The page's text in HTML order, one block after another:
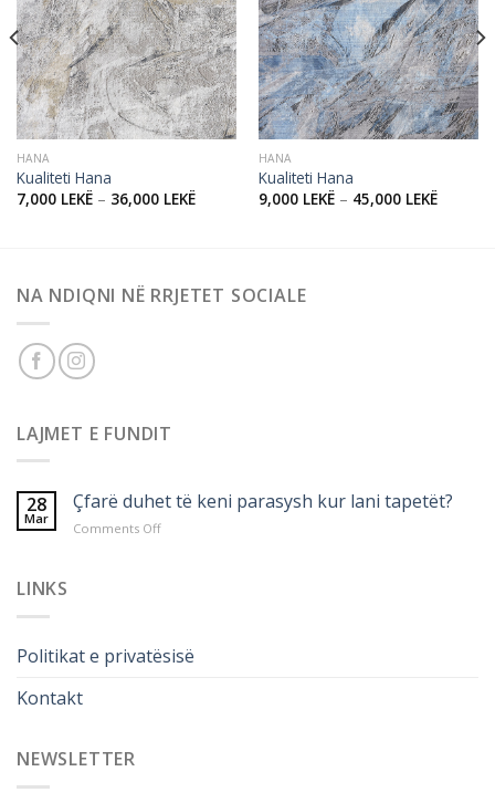
HANA
Kualiteti Hana
7,000 LEKË– 36,000 LEKË
HANA
Kualiteti Hana
9,000 LEKË– 45,000 LEKË
NA NDIQNI NË RRJETET SOCIALE
LAJMET E FUNDIT
28
Mar
Çfarë duhet të keni parasysh kur lani tapetët?
Comments Offon
lani
LINKS
Politikat e privatësisë
Kontakt
NEWSLETTER